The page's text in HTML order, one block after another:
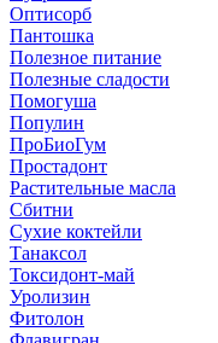
Оптисорб
Пантошка
Полезное питание
Полезные сладости
Помогуша
Популин
ПроБиоГум
Простадонт
Растительные масла
Сбитни
Сухие коктейли
Танаксол
Токсидонт-май
Уролизин
Фитолон